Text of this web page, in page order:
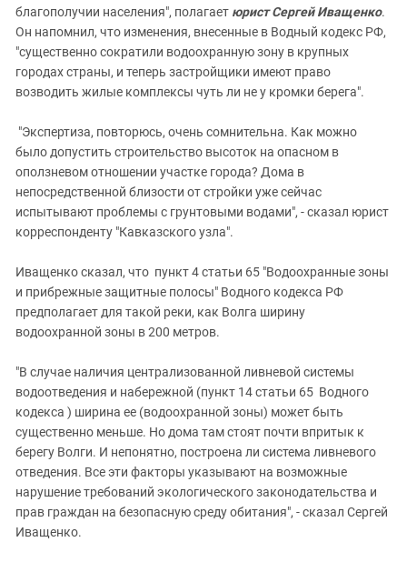
благополучии населения", полагает юрист Сергей Иващенко.
Он напомнил, что изменения, внесенные в Водный кодекс РФ,
"существенно сократили водоохранную зону в крупных
городах страны, и теперь застройщики имеют право
возводить жилые комплексы чуть ли не у кромки берега".
"Экспертиза, повторюсь, очень сомнительна. Как можно
было допустить строительство высоток на опасном в
оползневом отношении участке города? Дома в
непосредственной близости от стройки уже сейчас
испытывают проблемы с грунтовыми водами", - сказал юрист
корреспонденту "Кавказского узла".
Иващенко сказал, что пункт 4 статьи 65 "Водоохранные зоны
и прибрежные защитные полосы" Водного кодекса РФ
предполагает для такой реки, как Волга ширину
водоохранной зоны в 200 метров.
"В случае наличия централизованной ливневой системы
водоотведения и набережной (пункт 14 статьи 65 Водного
кодекса ) ширина ее (водоохранной зоны) может быть
существенно меньше. Но дома там стоят почти впритык к
берегу Волги. И непонятно, построена ли система ливневого
отведения. Все эти факторы указывают на возможные
нарушение требований экологического законодательства и
прав граждан на безопасную среду обитания", - сказал Сергей
Иващенко.